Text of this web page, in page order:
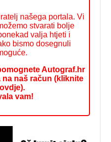
našega portala. Vi
stvarati bolje
valja htjeti i
bismo dosegnuli
Autograf.hr
naš račun (kliknite
ovdje).
vam!